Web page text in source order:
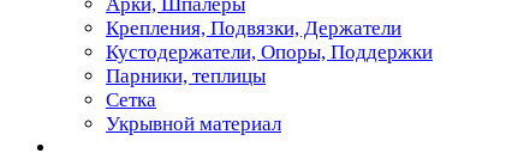
Крепления, Подвязки, Держатели
Кустодержатели, Опоры, Поддержки
Парники, теплицы
Сетка
Укрывной материал